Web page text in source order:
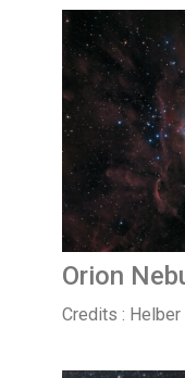
Orion
Credits :